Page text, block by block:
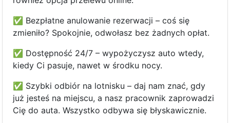
✅ Bezpłatne anulowanie rezerwacji – coś się
zmieniło? Spokojnie, odwołasz bez żadnych opłat.
✅ Dostępność 24/7 – wypożyczysz auto wtedy,
kiedy Ci pasuje, nawet w środku nocy.
✅ Szybki odbiór na lotnisku – daj nam znać, gdy
już jesteś na miejscu, a nasz pracownik zaprowadzi
Cię do auta. Wszystko odbywa się błyskawicznie.